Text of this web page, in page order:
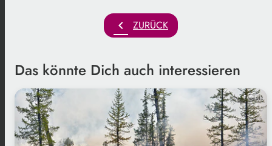
chevron_left ZURÜCK
Das könnte Dich auch interessieren
Freepik